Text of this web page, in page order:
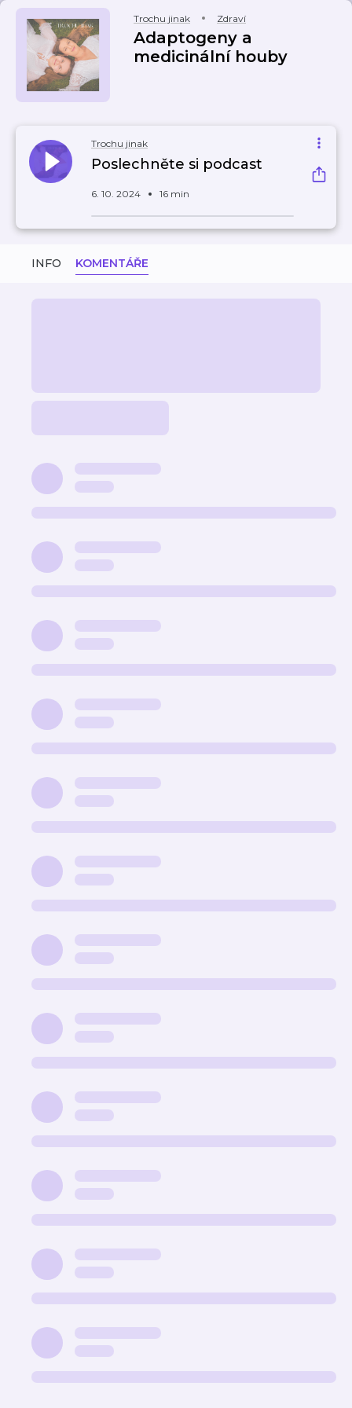
Trochu jinak Zdraví
Adaptogeny a
medicinální houby
Trochu jinak
Poslechněte si podcast
6. 10. 2024 16 min
INFO KOMENTÁŘE